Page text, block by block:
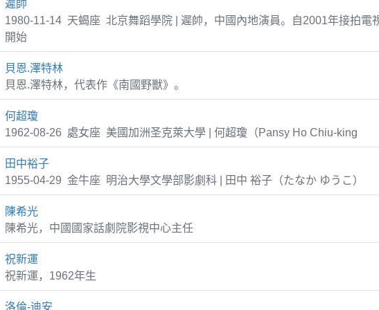
遲帥
1980-11-14 天蝎座 北京舞蹈學院 | 遲帥，中國內地演員。自2001年接拍電
開始
貝恩.澤特林
貝恩.澤特林，代表作《南國野獸》。
何超瓊
1962-08-26 處女座 美國加洲圣克萊大學 | 何超瓊（Pansy Ho Chiu-king
田中裕子
1955-04-29 金牛座 明治大學文學部影劇科 | 田中 裕子（たなか ゆうこ）
陳希光
陳希光，中國國家話劇院影視中心主任
祝新運
祝新運，1962年生
洛倫-迪安